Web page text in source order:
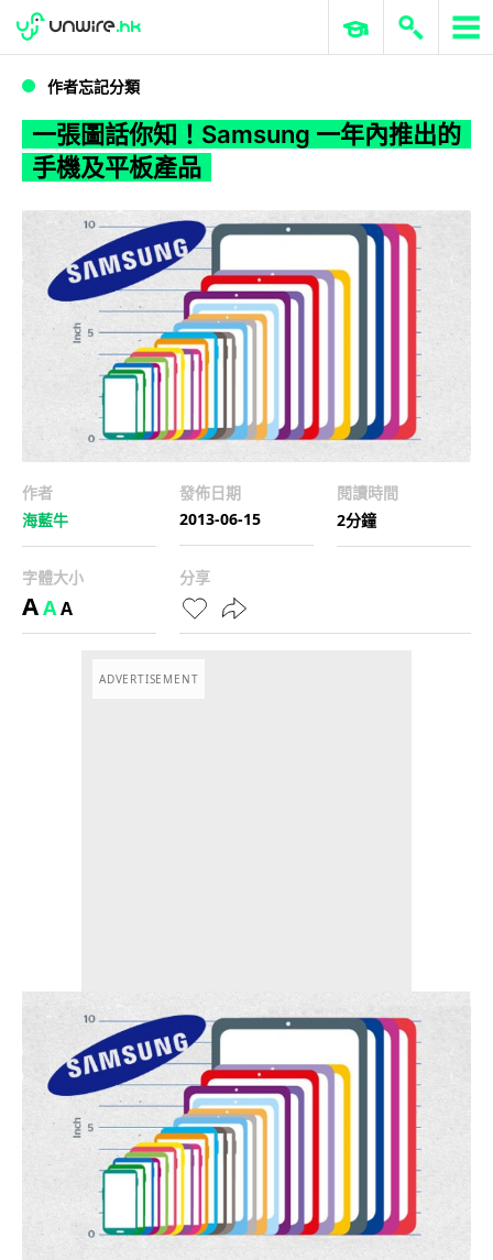
WWDC 2026 ERP 與商業 AI
作者忘記分類
一張圖話你知！Samsung 一年內推出的
手機及平板產品
作者
海藍牛
發佈日期
2013-06-15
閱讀時間
2分鐘
字體大小
AAA
分享
ADVERTISEMENT